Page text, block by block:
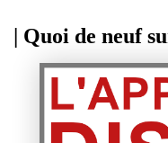
| Quoi de neuf